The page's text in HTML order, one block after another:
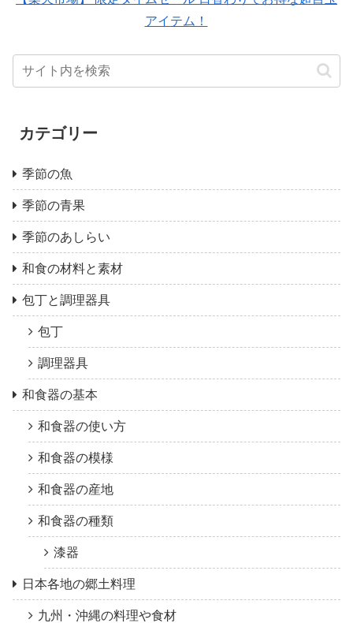
アイテム！
カテゴリー
季節の魚
季節の青果
季節のあしらい
和食の材料と素材
包丁と調理器具
包丁
調理器具
和食器の基本
和食器の使い方
和食器の模様
和食器の産地
和食器の種類
漆器
日本各地の郷土料理
九州・沖縄の料理や食材